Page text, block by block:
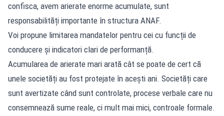
confisca, avem arierate enorme acumulate, sunt
responsabilități importante în structura ANAF.
Voi propune limitarea mandatelor pentru cei cu funcții de
conducere și indicatori clari de performanță.
Acumularea de arierate mari arată cât se poate de cert că
unele societăți au fost protejate în acești ani. Societăți care
sunt avertizate când sunt controlate, procese verbale care nu
consemnează sume reale, ci mult mai mici, controale formale.